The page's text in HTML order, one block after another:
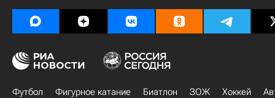
Футбол Фигурное катание Биатлон ЗОЖ Хоккей